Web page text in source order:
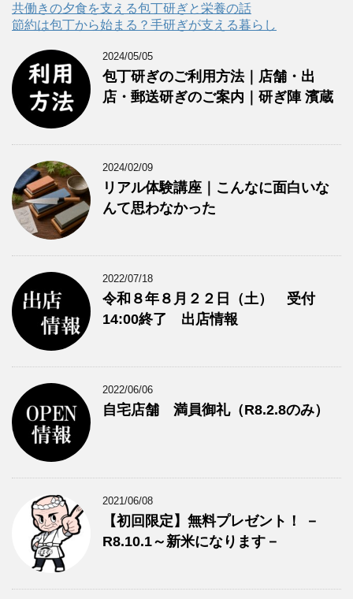
共働きの夕食を支える包丁研ぎと栄養の話
節約は包丁から始まる？手研ぎが支える暮らし
2024/05/05
包丁研ぎのご利用方法｜店舗・出
店・郵送研ぎのご案内｜研ぎ陣 濱蔵
2024/02/09
リアル体験講座｜こんなに面白いな
んて思わなかった
2022/07/18
令和８年８月２２日（土） 受付
14:00終了 出店情報
2022/06/06
自宅店舗 満員御礼（R8.2.8のみ）
2021/06/08
【初回限定】無料プレゼント！ －
R8.10.1～新米になります－